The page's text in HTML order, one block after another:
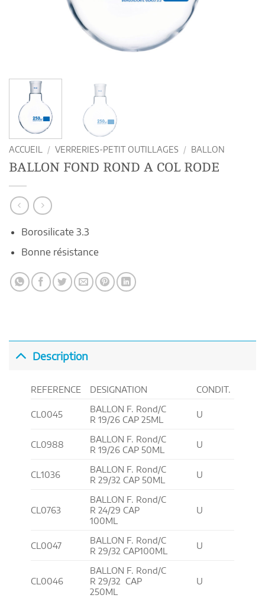
ACCUEIL / VERRERIES-PETIT OUTILLAGES / BALLON
BALLON FOND ROND A COL RODE
Borosilicate 3.3
Bonne résistance
Description
REFERENCE DESIGNATION CONDIT.
CL0045
BALLON F. Rond/C
R 19/26 CAP 25ML
U
CL0988
BALLON F. Rond/C
R 19/26 CAP 50ML
U
CL1036
BALLON F. Rond/C
R 29/32 CAP 50ML
U
CL0763
BALLON F. Rond/C
R 24/29 CAP
100ML
U
CL0047
BALLON F. Rond/C
R 29/32 CAP100ML
U
CL0046
BALLON F. Rond/C
R 29/32 CAP
250ML
U